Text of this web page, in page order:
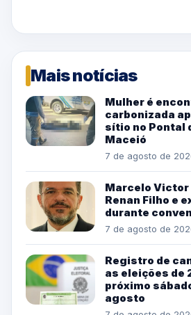
Mais notícias
Mulher é
carbonizada
sítio no Pontal
Maceió
7 de agosto de
Marcelo Victor
Renan Filho e
durante
7 de agosto de
Registro de
as eleições de
próximo
agosto